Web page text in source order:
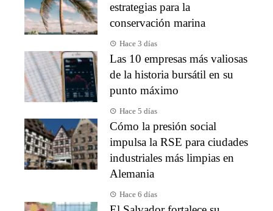
estrategias para la
conservación marina
Hace 3 días
Las 10 empresas más valiosas
de la historia bursátil en su
punto máximo
Hace 5 días
Cómo la presión social
impulsa la RSE para ciudades
industriales más limpias en
Alemania
Hace 6 días